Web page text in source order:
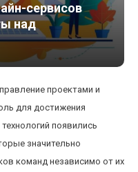
сервисов
над
проектами и
для достижения
появились
значительно
команд независимо от их